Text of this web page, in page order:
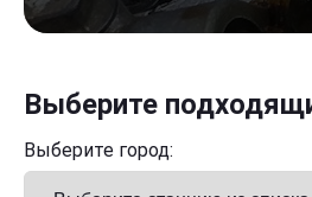
Выберите
Выберите город: